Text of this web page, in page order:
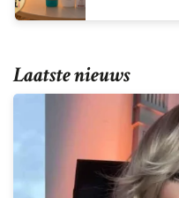
Laatste nieuws